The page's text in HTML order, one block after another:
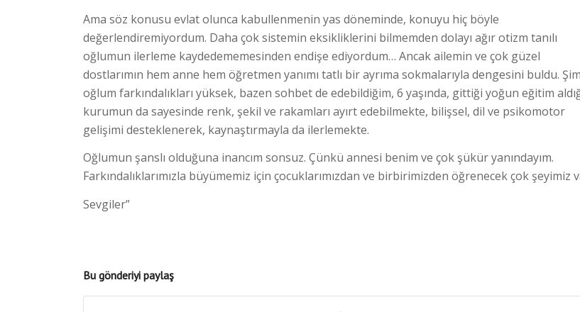
Ama söz konusu evlat olunca kabullenmenin yas döneminde, konuyu hiç böyle
değerlendiremiyordum. Daha çok sistemin eksikliklerini bilmemden dolayı ağır otizm tanılı
oğlumun ilerleme kaydedememesinden endişe ediyordum… Ancak ailemin ve çok güzel
dostlarımın hem anne hem öğretmen yanımı tatlı bir ayrıma sokmalarıyla dengesini buldu.
oğlum farkındalıkları yüksek, bazen sohbet de edebildiğim, 6 yaşında, gittiği yoğun eğitim
kurumun da sayesinde renk, şekil ve rakamları ayırt edebilmekte, bilişsel, dil ve psikomotor
gelişimi desteklenerek, kaynaştırmayla da ilerlemekte.
Oğlumun şanslı olduğuna inancım sonsuz. Çünkü annesi benim ve çok şükür yanındayım.
Farkındalıklarımızla büyümemiz için çocuklarımızdan ve birbirimizden öğrenecek çok şeyimiz
Sevgiler”
Bu gönderiyi paylaş